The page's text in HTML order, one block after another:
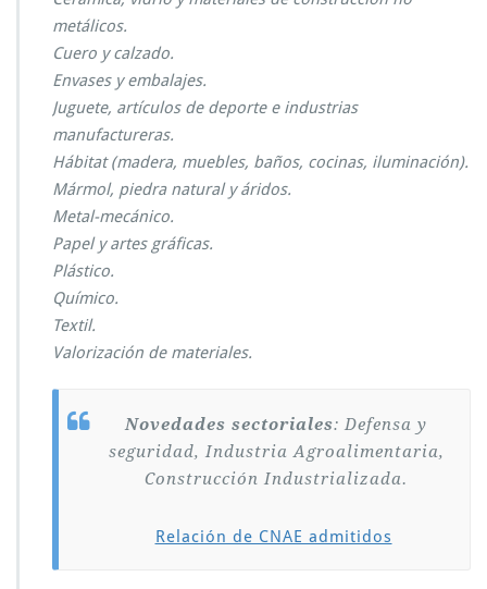
metálicos.
Cuero y calzado.
Envases y embalajes.
Juguete, artículos de deporte e industrias
manufactureras.
Hábitat (madera, muebles, baños, cocinas, iluminación).
Mármol, piedra natural y áridos.
Metal-mecánico.
Papel y artes gráficas.
Plástico.
Químico.
Textil.
Valorización de materiales.
Novedades sectoriales: Defensa y
seguridad, Industria Agroalimentaria,
Construcción Industrializada.
Relación de CNAE admitidos